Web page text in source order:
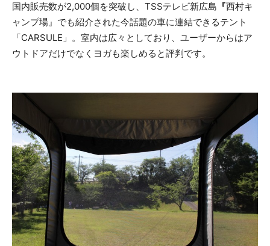
国内販売数が2,000個を突破し、TSSテレビ新広島 『西村キ
ャンプ場』でも紹介された今話題の車に連結できるテント
「CARSULE」。室内は広々としており、ユーザーからはア
ウトドアだけでなくヨガも楽しめると評判です。